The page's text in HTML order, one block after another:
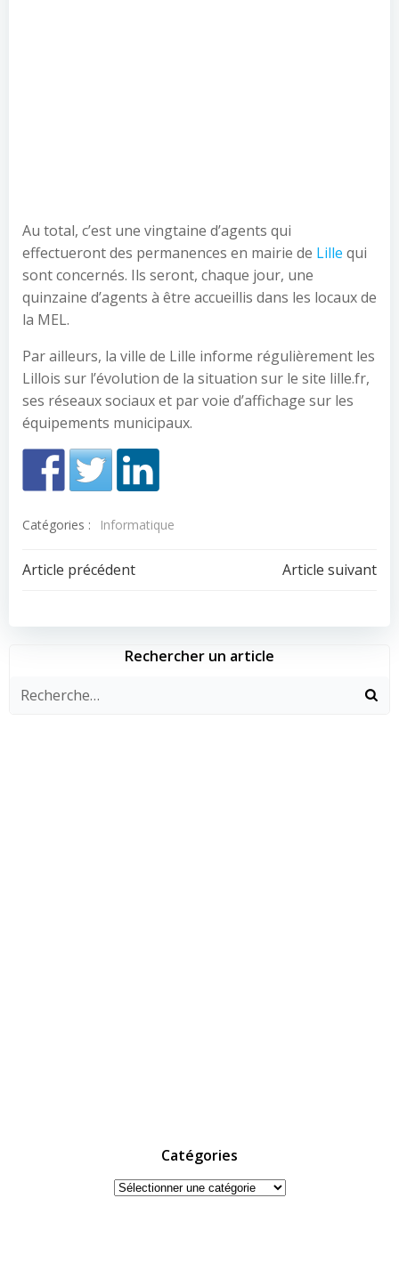
Au total, c’est une vingtaine d’agents qui
effectueront des permanences en mairie de Lille qui
sont concernés. Ils seront, chaque jour, une
quinzaine d’agents à être accueillis dans les locaux de
la MEL.
Par ailleurs, la ville de Lille informe régulièrement les
Lillois sur l’évolution de la situation sur le site lille.fr,
ses réseaux sociaux et par voie d’affichage sur les
équipements municipaux.
Catégories : Informatique
Navigation
de
l’article
Article précédent
Navigation
de
l’article
Article suivant
Rechercher un article
Catégories
Catégories